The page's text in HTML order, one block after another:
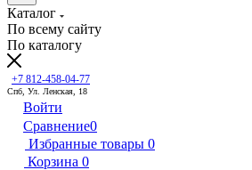
Каталог
По всему сайту
По каталогу
+7 812-458-04-77
Спб, Ул. Ленская, 18
Войти
Сравнение0
Избранные товары 0
Корзина 0